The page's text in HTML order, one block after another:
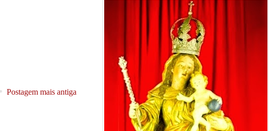
Postagem mais antiga